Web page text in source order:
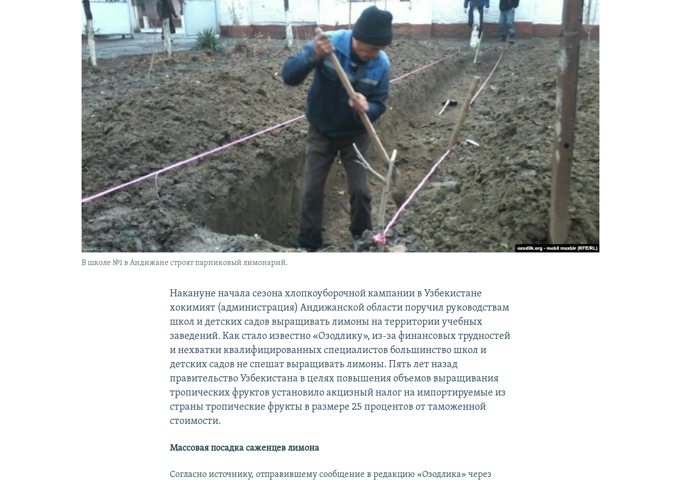
В школе №1 в Андижане строят парниковый лимонарий.
Накануне начала сезона хлопкоуборочной кампании в Узбекистане
хокимият (администрация) Андижанской области поручил руководствам
школ и детских садов выращивать лимоны на территории учебных
заведений. Как стало известно «Озодлику», из-за финансовых трудностей
и нехватки квалифицированных специалистов большинство школ и
детских садов не спешат выращивать лимоны. Пять лет назад
правительство Узбекистана в целях повышения объемов выращивания
тропических фруктов установило акцизный налог на импортируемые из
страны тропические фрукты в размере 25 процентов от таможенной
стоимости.
Массовая посадка саженцев лимона
Согласно источнику, отправившему сообщение в редакцию «Озодлика» через